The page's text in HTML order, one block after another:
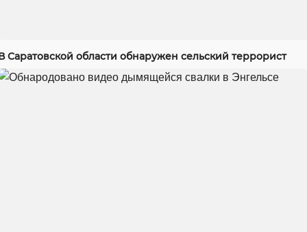
Саратовской области обнаружен сельский террорист